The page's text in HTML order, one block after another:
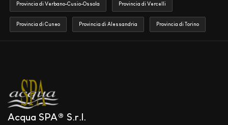
Provincia di Verbano-Cusio-Ossola Provincia di Vercelli
Provincia di Cuneo Provincia di Alessandria Provincia di Torino
Acqua SPA® S.r.l.